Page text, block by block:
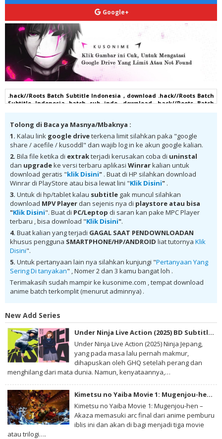
Google+
.hack//Roots Batch Subtitle Indonesia , download .hack//Roots Batch
Subtitle Indonesia batch sub indo, download .hack//Roots Batch
subtitle indonesia, .hack//Roots Batch Subtitle Indonesia batch mp4,
.hack//Roots Batch Subtitle Indonesia bd, .hack//Roots Batch Subtitle
Indonesia kurogaze, .hack//Roots Batch Subtitle Indonesia anibatch,
.hack//Roots Batch Subtitle Indonesia animeindo, .hack//Roots Batch
Subtitle Indonesia samehadaku , donwload anime .hack//Roots Batch
Subtitle Indonesia batch , donwload .hack//Roots Batch Subtitle
Indonesia sub indo, download .hack//Roots Batch Subtitle Indonesia
batch google drive, download .hack//Roots Batch Subtitle Indonesia
batch Mega , donwload .hack//Roots Batch Subtitle Indonesia MKV
480P , donwload .hack//Roots Batch Subtitle Indonesia MKV 720P ,
donwload .hack//Roots Batch Subtitle Indonesia , donwload
.hack//Roots Batch Subtitle Indonesia anime batch, donwload
.hack//Roots Batch Subtitle Indonesia sub indo, donwload
.hack//Roots Batch Subtitle Indonesia , donwload .hack//Roots Batch
Subtitle Indonesia batch sub indo , download anime .hack//Roots
Batch Subtitle Indonesia , anime .hack//Roots Batch Subtitle
Indonesia , download anime mp4 , mkv , 3gp sub indo , download
anime sub indo , download anime sub indo .hack//Roots Batch
Subtitle Indonesia
Tolong di Baca ya Masnya/Mbaknya :
1. Kalau link google driveterkena limit silahkan paka "google
share / acefile / kusoddl" dan wajib log in ke akun google kalian.
2. Bila file ketika di extrakterjadi kerusakan coba di uninstal
dan upgradeke versi terbaru aplikasi Winrarkalian untuk
download geratis "klik Disini" . Buat di HP silahkan download
Winrar di PlayStore atau bisa lewat lini "Klik Disini" .
3. Untuk di hp/tablet kalau subtitle gak muncul silahkan
download MPV Player dan sejenis nya di playstore atau bisa
"Klik Disini". Buat di PC/Leptop di saran kan pake MPC Player
terbaru , bisa download "Klik Disini".
4. Buat kalian yang terjadi GAGAL SAAT PENDOWNLOADAN
khusus pengguna SMARTPHONE/HP/ANDROID liat tutornya Klik
Disini".
5. Untuk pertanyaan lain nya silahkan kunjungi "Pertanyaan Yang
Sering Di tanyakan" , Nomer 2 dan 3 kamu bangat loh .
Terimakasih sudah mampir ke kusonime.com , tempat download
anime batch terkomplit (menurut adminnya) .
New Add Series
Under Ninja Live Action (2025) BD Subtitle Indonesia
Under Ninja Live Action (2025) Ninja Jepang,
yang pada masa lalu pernah makmur,
dihapuskan oleh GHQ setelah perang dan
menghilang dari mata dunia. Namun, kenyataannya,…
Kimetsu no Yaiba Movie 1: Mugenjou-hen – Akaza Sairai BD Subtitle Indonesia
Kimetsu no Yaiba Movie 1: Mugenjou-hen –
Akaza memasuki arc final dari anime pemburu
iblis ini dan akan di bagi menjadi tiga movie
atau trilogi….